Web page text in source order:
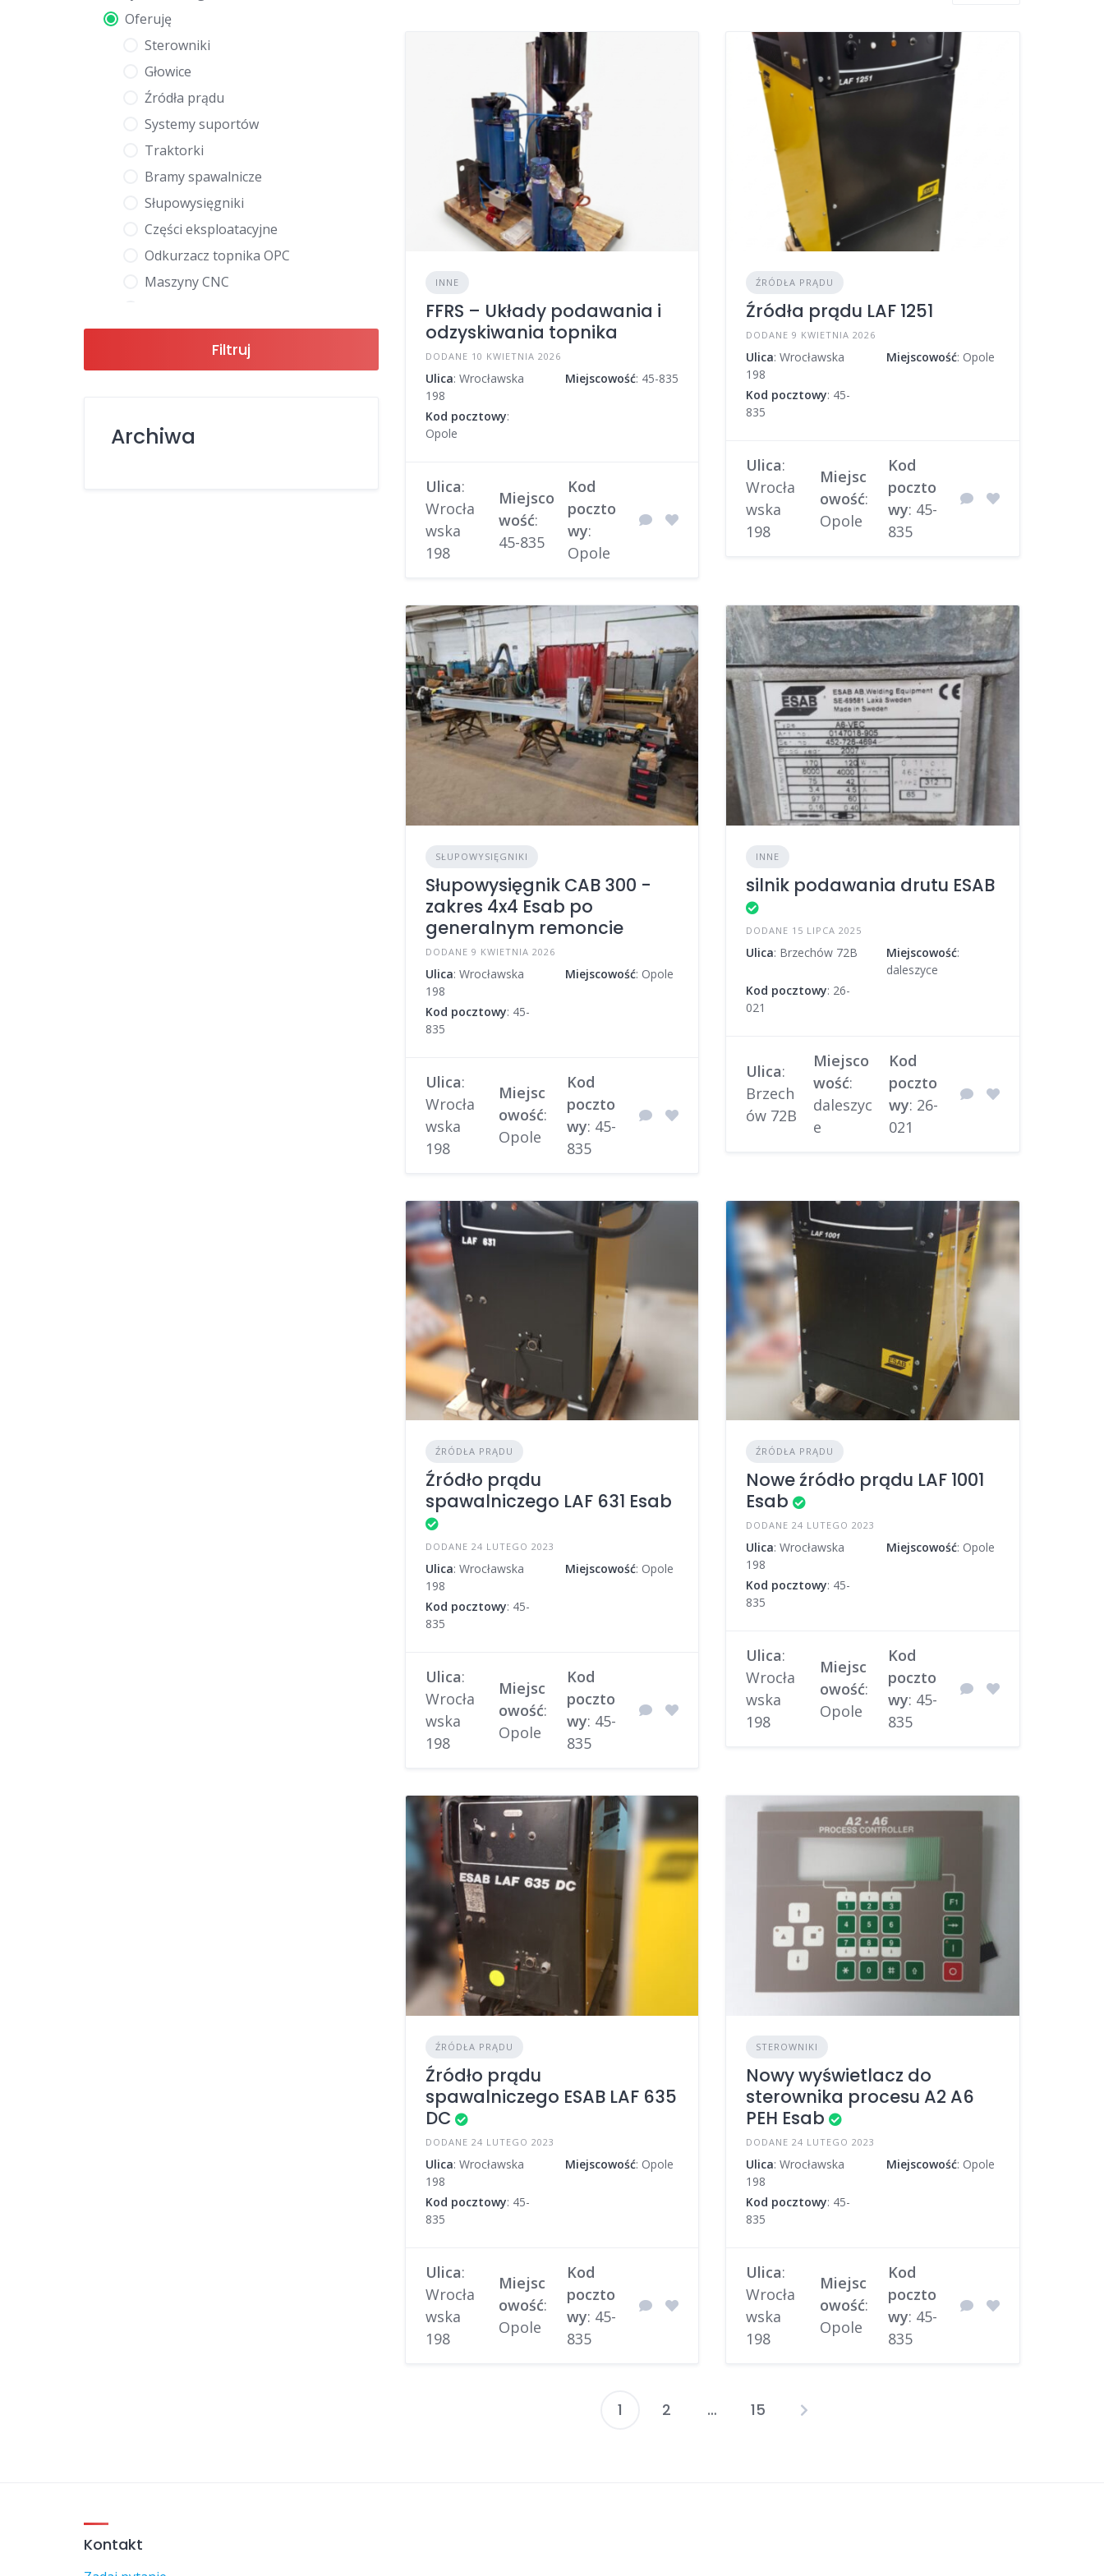
Oferuję
Sterowniki
Głowice
Źródła prądu
Systemy suportów
Traktorki
Bramy spawalnicze
Słupowysięgniki
Części eksploatacyjne
Odkurzacz topnika OPC
Maszyny CNC
INNE
Filtruj
Archiwa
INNE
FFRS – Układy podawania i
odzyskiwania topnika
DODANE 10 KWIETNIA 2026
Ulica: Wrocławska
198
Miejscowość: 45-835
Kod pocztowy:
Opole
Ulica:
Wrocła
wska
198
Miejsco
wość:
45-835
Kod
poczto
wy:
Opole
ŹRÓDŁA PRĄDU
Źródła prądu LAF 1251
DODANE 9 KWIETNIA 2026
Ulica: Wrocławska
198
Miejscowość: Opole
Kod pocztowy: 45-
835
Ulica:
Wrocła
wska
198
Miejsc
owość:
Opole
Kod
poczto
wy: 45-
835
SŁUPOWYSIĘGNIKI
Słupowysięgnik CAB 300 -
zakres 4x4 Esab po
generalnym remoncie
DODANE 9 KWIETNIA 2026
Ulica: Wrocławska
198
Miejscowość: Opole
Kod pocztowy: 45-
835
Ulica:
Wrocła
wska
198
Miejsc
owość:
Opole
Kod
poczto
wy: 45-
835
INNE
silnik podawania drutu ESAB
DODANE 15 LIPCA 2025
Ulica: Brzechów 72B Miejscowość:
daleszyce
Kod pocztowy: 26-
021
Ulica:
Brzech
ów 72B
Miejsco
wość:
daleszyc
e
Kod
poczto
wy: 26-
021
ŹRÓDŁA PRĄDU
Źródło prądu
spawalniczego LAF 631 Esab
DODANE 24 LUTEGO 2023
Ulica: Wrocławska
198
Miejscowość: Opole
Kod pocztowy: 45-
835
Ulica:
Wrocła
wska
198
Miejsc
owość:
Opole
Kod
poczto
wy: 45-
835
ŹRÓDŁA PRĄDU
Nowe źródło prądu LAF 1001
Esab
DODANE 24 LUTEGO 2023
Ulica: Wrocławska
198
Miejscowość: Opole
Kod pocztowy: 45-
835
Ulica:
Wrocła
wska
198
Miejsc
owość:
Opole
Kod
poczto
wy: 45-
835
ŹRÓDŁA PRĄDU
Źródło prądu
spawalniczego ESAB LAF 635
DC
DODANE 24 LUTEGO 2023
Ulica: Wrocławska
198
Miejscowość: Opole
Kod pocztowy: 45-
835
Ulica:
Wrocła
wska
198
Miejsc
owość:
Opole
Kod
poczto
wy: 45-
835
STEROWNIKI
Nowy wyświetlacz do
sterownika procesu A2 A6
PEH Esab
DODANE 24 LUTEGO 2023
Ulica: Wrocławska
198
Miejscowość: Opole
Kod pocztowy: 45-
835
Ulica:
Wrocła
wska
198
Miejsc
owość:
Opole
Kod
poczto
wy: 45-
835
Stronicowanie
1 2 … 15
Kontakt